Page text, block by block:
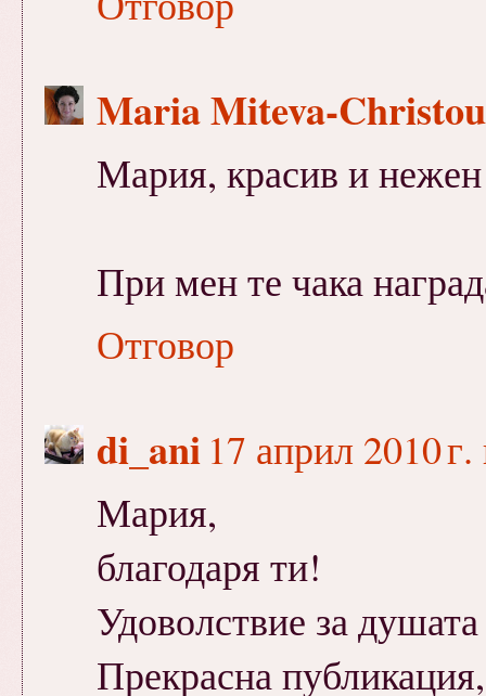
Maria Miteva-Christou
Мария, красив и
При мен те чака
Отговор
di_ani 17 април 2010
Мария,
благодаря ти!
Удоволствие за
Прекрасна